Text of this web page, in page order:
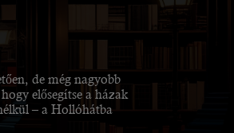
de még nagyobb
elősegítse a házak
– a Hollóhátba